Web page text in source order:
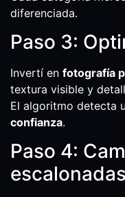
diferenciada.
Paso 3:
Invertí en fotografía
textura visible y
El algoritmo detecta
confianza.
Paso 4:
escalonadas